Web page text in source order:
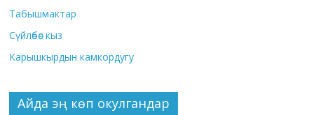
Табышмактар
Сүйлөбөс кыз
Карышкырдын камкордугу
Айда эң көп окулгандар